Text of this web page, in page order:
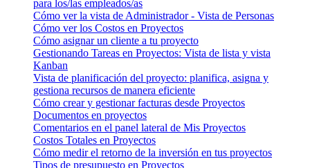
para los/las empleados/as
Cómo ver la vista de Administrador - Vista de Personas
Cómo ver los Costos en Proyectos
Cómo asignar un cliente a tu proyecto
Gestionando Tareas en Proyectos: Vista de lista y vista
Kanban
Vista de planificación del proyecto: planifica, asigna y
gestiona recursos de manera eficiente
Cómo crear y gestionar facturas desde Proyectos
Documentos en proyectos
Comentarios en el panel lateral de Mis Proyectos
Costos Totales en Proyectos
Cómo medir el retorno de la inversión en tus proyectos
Tipos de presupuesto en Proyectos